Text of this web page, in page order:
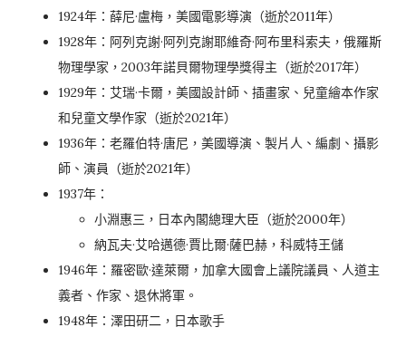
1924年：薛尼·盧梅，美國電影導演（逝於2011年）
1928年：阿列克謝·阿列克謝耶維奇·阿布里科索夫，俄羅斯
物理學家，2003年諾貝爾物理學獎得主（逝於2017年）
1929年：艾瑞·卡爾，美國設計師、插畫家、兒童繪本作家
和兒童文學作家（逝於2021年）
1936年：老羅伯特·唐尼，美國導演、製片人、編劇、攝影
師、演員（逝於2021年）
1937年：
小淵惠三，日本內閣總理大臣（逝於2000年）
納瓦夫·艾哈邁德·賈比爾·薩巴赫，科威特王儲
1946年：羅密歐·達萊爾，加拿大國會上議院議員、人道主
義者、作家、退休將軍。
1948年：澤田研二，日本歌手